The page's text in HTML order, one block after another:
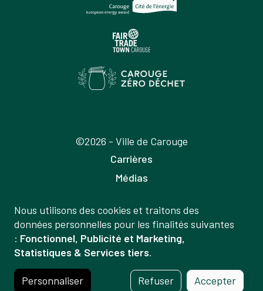
©2026 - Ville de Carouge
Carrières
Médias
Labels
Mentions légales
Politique de confidentialité
Crédits
Gestion
des
données
et
Nous utilisons des cookies et traitons des
données personnelles pour les finalités suivantes
: Fonctionnel, Publicité et Marketing,
Statistiques & Services tiers.
Personnaliser Refuser Accepter